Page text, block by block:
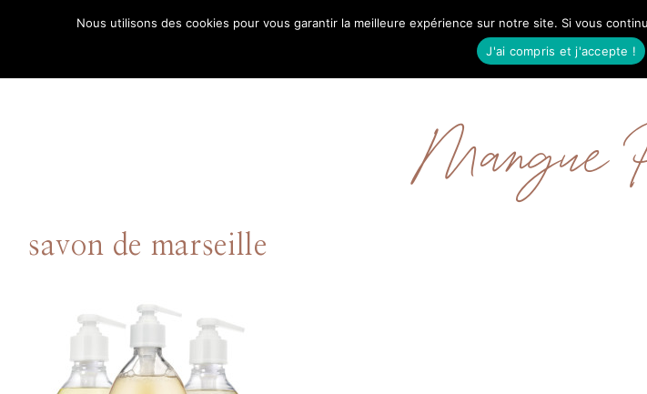
MODE
Mangue
Comment puis-je
savon de marseille
Nous utilisons des cookies pour vous garantir la meilleure expérience sur notre site. Si vous
J'ai compris et j'accepte !